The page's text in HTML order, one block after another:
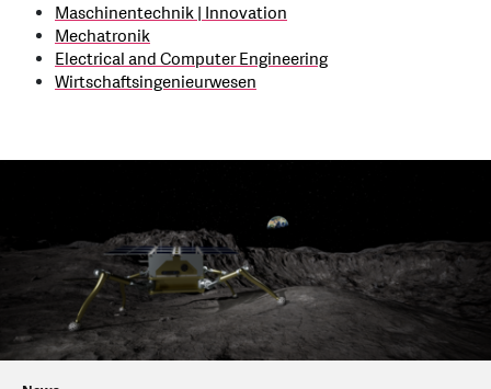
Maschinentechnik | Innovation
Mechatronik
Electrical and Computer Engineering
Wirtschaftsingenieurwesen